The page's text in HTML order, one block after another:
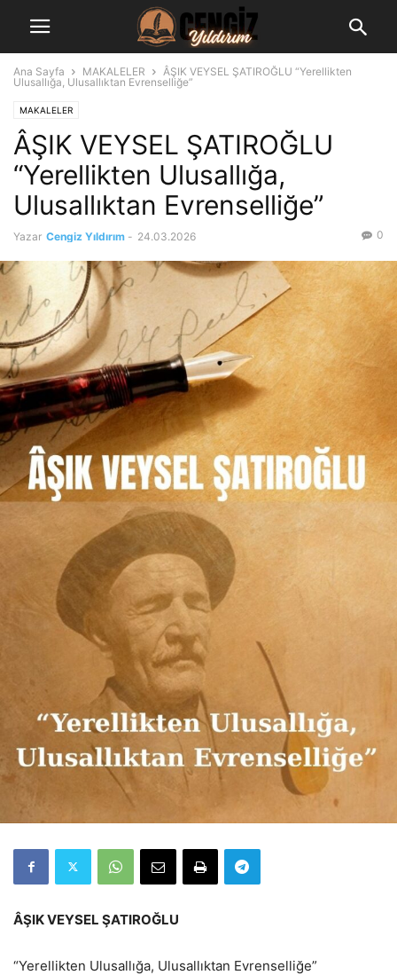
Ana Sayfa MAKALELER
ÂŞIK VEYSEL ŞATIROĞLU “Yerellikten
Ulusallığa, Ulusallıktan Evrenselliğe”
MAKALELER
ÂŞIK VEYSEL ŞATIROĞLU
“Yerellikten Ulusallığa,
Ulusallıktan Evrenselliğe”
Yazar Cengiz Yıldırım - 24.03.2026 0
ÂŞIK VEYSEL ŞATIROĞLU
“Yerellikten Ulusallığa, Ulusallıktan Evrenselliğe”